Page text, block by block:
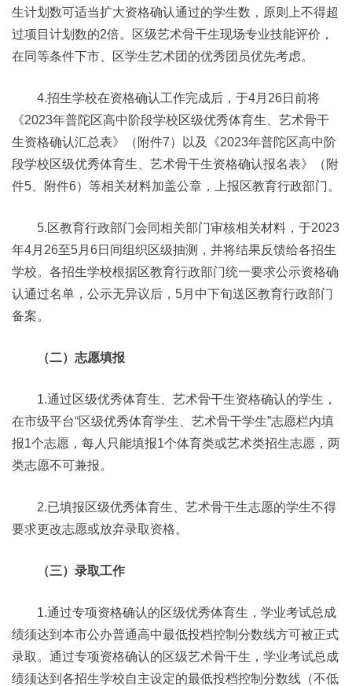
生计划数可适当扩大资格确认通过的学生数，原则上不得超
过项目计划数的2倍。区级艺术骨干生现场专业技能评价，
在同等条件下市、区学生艺术团的优秀团员优先考虑。
4.招生学校在资格确认工作完成后，于4月26日前将
《2023年普陀区高中阶段学校区级优秀体育生、艺术骨干
生资格确认汇总表》（附件7）以及《2023年普陀区高中阶
段学校区级优秀体育生、艺术骨干生资格确认报名表》（附
件5、附件6）等相关材料加盖公章，上报区教育行政部门。
5.区教育行政部门会同相关部门审核相关材料，于2023
年4月26至5月6日间组织区级抽测，并将结果反馈给各招生
学校。各招生学校根据区教育行政部门统一要求公示资格确
认通过名单，公示无异议后，5月中下旬送区教育行政部门
备案。
（二）志愿填报
1.通过区级优秀体育生、艺术骨干生资格确认的学生，
在市级平台“区级优秀体育学生、艺术骨干学生”志愿栏内填
报1个志愿，每人只能填报1个体育类或艺术类招生志愿，两
类志愿不可兼报。
2.已填报区级优秀体育生、艺术骨干生志愿的学生不得
要求更改志愿或放弃录取资格。
（三）录取工作
1.通过专项资格确认的区级优秀体育生，学业考试总成
绩须达到本市公办普通高中最低投档控制分数线方可被正式
录取。通过专项资格确认的区级艺术骨干生，学业考试总成
绩须达到各招生学校自主设定的最低投档控制分数线（不低